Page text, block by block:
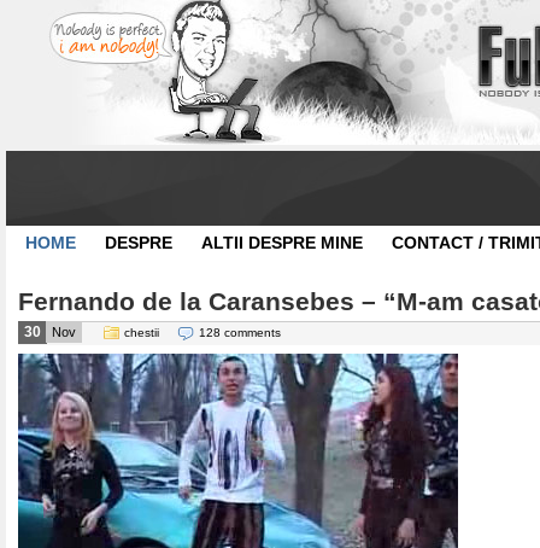
HOME DESPRE ALTII DESPRE MINE CONTACT /
Fernando de la Caransebes – “M-am
30 Nov chestii 128 comments